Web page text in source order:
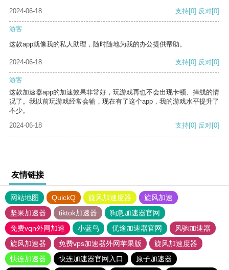
2024-06-18 支持[0] 反对[0]
游客
这款app就像我的私人助理，随时随地为我的办公提供帮助。
2024-06-18 支持[0] 反对[0]
游客
这款加速器app的加速效果非常好，玩游戏再也不会出现卡顿、掉线的情
况了。我以前玩游戏经常会输，现在有了这个app，我的游戏水平提升了
不少。
2024-06-18
支持[0] 反对[0]
友情链接
网站地图 QuickQ 旋风加速度器
旋风加速
坚果加速器
tiktok加速器
狗急加速器官网
免费vqn外网加速
小蓝鸟 优途加速器官网
风驰加速器
旋风加速器
免费vps加速器外网苹果版
旋风加速度器
快连加速器
快连加速器官网入口 原子加速器